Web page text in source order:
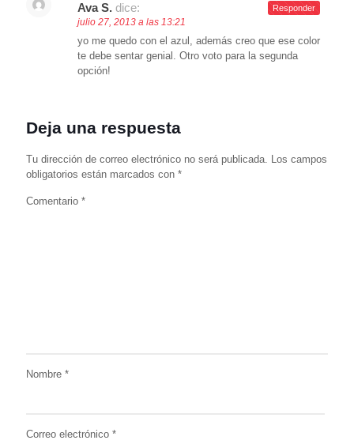
Ava S. dice:
julio 27, 2013 a las 13:21
yo me quedo con el azul, además creo que ese color
te debe sentar genial. Otro voto para la segunda
opción!
Responder
Deja una respuesta
Tu dirección de correo electrónico no será publicada. Los campos
obligatorios están marcados con *
Comentario *
Nombre *
Correo electrónico *